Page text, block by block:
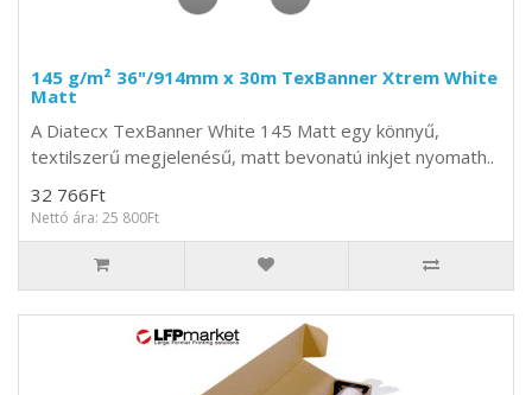
145 g/m² 36"/914mm x 30m TexBanner Xtrem White
Matt
A Diatecx TexBanner White 145 Matt egy könnyű,
textilszerű megjelenésű, matt bevonatú inkjet nyomath..
32 766Ft
Nettó ára: 25 800Ft